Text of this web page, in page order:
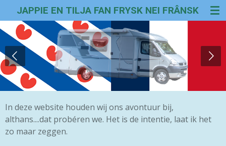
direct
naar
de
hoofdinhoud
JAPPIE EN TILJA FAN FRYSK NEI FRÂNSK
In deze website houden wij ons avontuur bij,
althans....dat probéren we. Het is de intentie, laat ik het
zo maar zeggen.